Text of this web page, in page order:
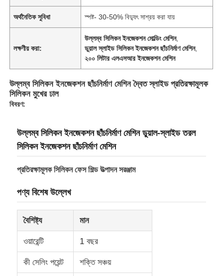
অর্থনৈতিক সুবিধা স্পষ্ট- 30-50% বিদ্যুৎ সাশ্রয় করা যায়
লক্ষণীয় করা:
উল্লম্ব সিলিকন ইনজেকশন মোল্ডিং মেশিন,
ডুয়াল স্লাইড সিলিকন ইনজেকশন ছাঁচনির্মাণ মেশিন,
২০০ লিটার এলএসআর ইনজেকশন মেশিন
উল্লম্ব সিলিকন ইনজেকশন ছাঁচনির্মাণ মেশিন দ্বৈত স্লাইড প্রতিরক্ষামূলক
সিলিকন মুখের ঢাল
বিবরণ:
উল্লম্ব সিলিকন ইনজেকশন ছাঁচনির্মাণ মেশিন ডুয়াল-স্লাইড তরল
সিলিকন ইনজেকশন ছাঁচনির্মাণ মেশিন
প্রতিরক্ষামূলক সিলিকন ফেস শিল্ড উত্পাদন সরঞ্জাম
পণ্য বিশেষ উল্লেখ
বৈশিষ্ট্য মান
ওয়ারেন্টি 1 বছর
কী সেলিং পয়েন্ট শক্তি সঞ্চয়